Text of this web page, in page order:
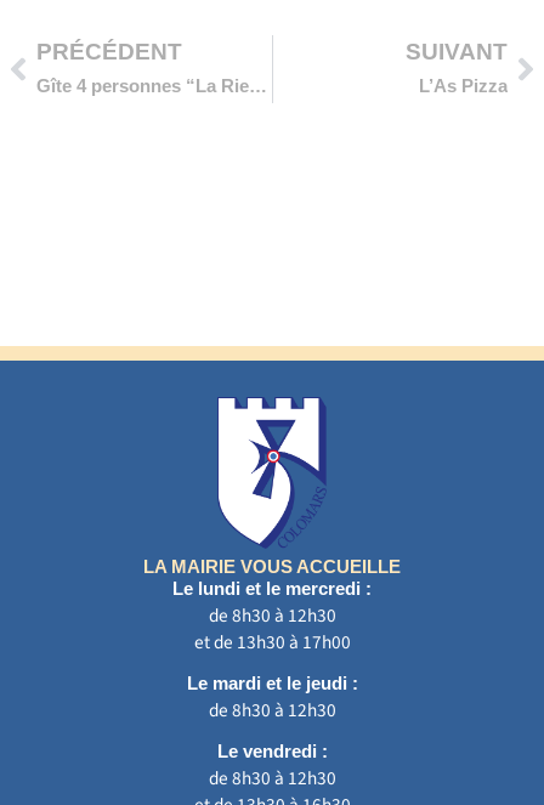
PRÉCÉDENT
Gîte 4 personnes “La Riessa” – Colomars
SUIVANT
L’As Pizza
LA MAIRIE VOUS ACCUEILLE
Le lundi et le mercredi :
de 8h30 à 12h30
et de 13h30 à 17h00
Le mardi et le jeudi :
de 8h30 à 12h30
Le vendredi :
de 8h30 à 12h30